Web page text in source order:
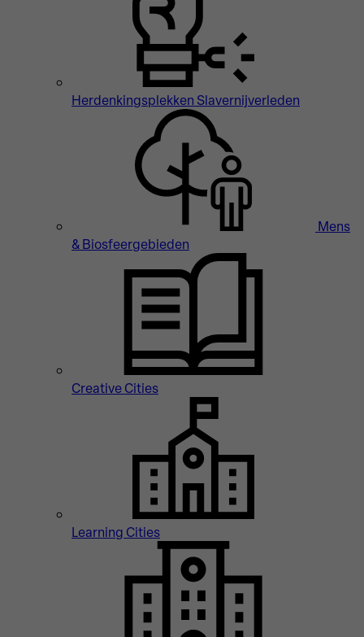
Herdenkingsplekken Slavernijverleden
Mens
& Biosfeergebieden
Creative Cities
Learning Cities